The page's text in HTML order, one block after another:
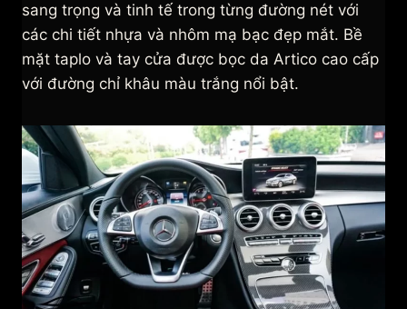
sang trọng và tinh tế trong từng đường nét với
các chi tiết nhựa và nhôm mạ bạc đẹp mắt. Bề
mặt taplo và tay cửa được bọc da Artico cao cấp
với đường chỉ khâu màu trắng nổi bật.